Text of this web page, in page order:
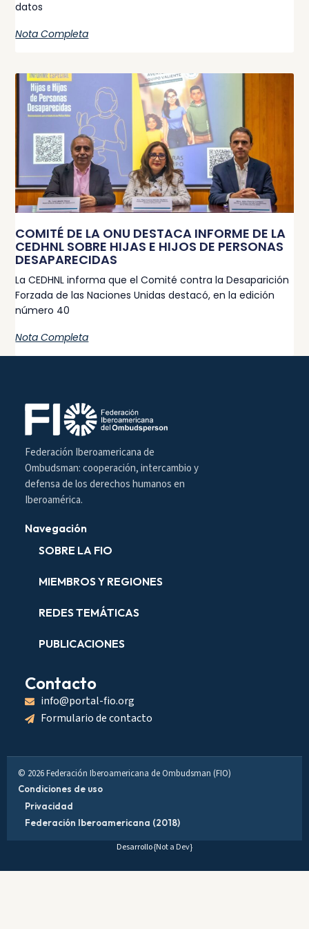
datos
Nota Completa
COMITÉ DE LA ONU DESTACA INFORME DE LA
CEDHNL SOBRE HIJAS E HIJOS DE PERSONAS
DESAPARECIDAS
La CEDHNL informa que el Comité contra la Desaparición
Forzada de las Naciones Unidas destacó, en la edición
número 40
Nota Completa
Federación Iberoamericana de
Ombudsman: cooperación, intercambio y
defensa de los derechos humanos en
Iberoamérica.
Navegación
SOBRE LA FIO
MIEMBROS Y REGIONES
REDES TEMÁTICAS
PUBLICACIONES
Contacto
info@portal-fio.org
Formulario de contacto
© 2026 Federación Iberoamericana de Ombudsman (FIO)
Condiciones de uso
Privacidad
Federación Iberoamericana (2018)
Desarrollo{Not a Dev}